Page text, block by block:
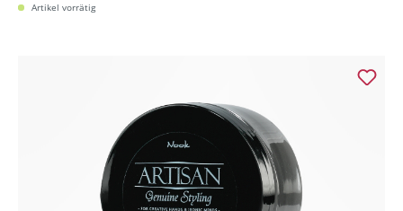
Artikel vorrätig